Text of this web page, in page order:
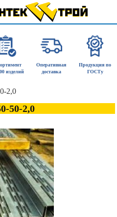
изделий
Оперативная
доставка
Продукция по
ГОСТу
2,0
50-2,0